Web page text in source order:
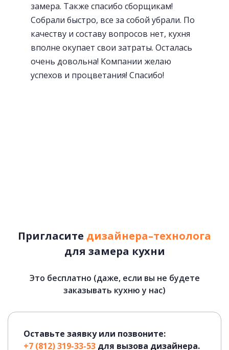
замера. Также спасибо сборщикам!
Собрали быстро, все за собой убрали. По
качеству и составу вопросов нет, кухня
вполне окупает свои затраты. Осталась
очень довольна! Компании желаю
успехов и процветания! Спасибо!
Пригласите дизайнера–технолога
для замера кухни
Это бесплатно (даже, если вы не будете
заказывать кухню у нас)
Оставьте заявку или позвоните:
+7 (812) 319-33-53 для вызова дизайнера.